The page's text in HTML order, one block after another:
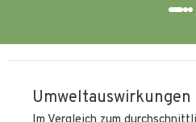
Umweltauswirkungen